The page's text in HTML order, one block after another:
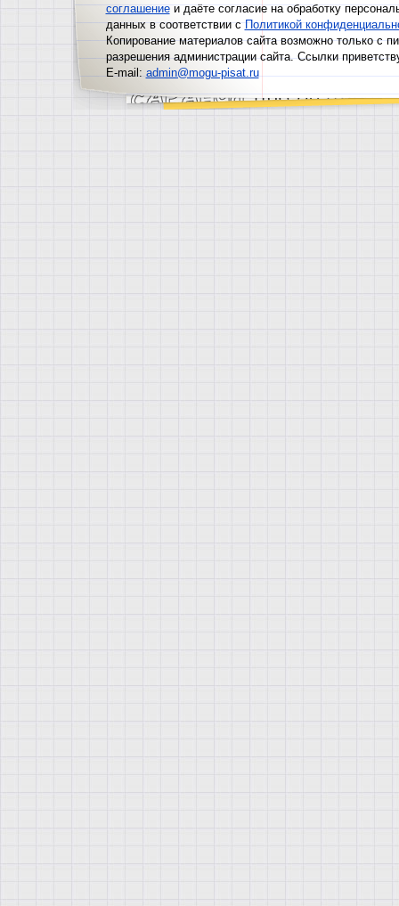
соглашениеи даёте согласие на обработку
данных в соответствии сПолитикой
Копирование материалов сайта возможно только с
разрешения администрации сайта. Ссылки
E-mail: admin@mogu-pisat.ru